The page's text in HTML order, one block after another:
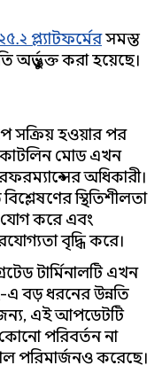
প্ল্যাটফর্মেরসমস্ত
অন্তর্ভুক্ত করা হয়েছে।
সক্রিয় হওয়ার পর
কোটলিন মোড এখন
অধিকারী।
স্থিতিশীলতা
করে এবং
বৃদ্ধি করে।
টার্মিনালটি এখন
এ বড় ধরনের উন্নতি
এই আপডেটটি
পরিবর্তন না
পরিমার্জনও করেছে।